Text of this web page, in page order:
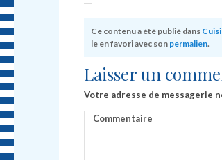
Ce contenu a été publié dans
le en favori avec son permalien.
Laisser un
Votre adresse de messagerie
Commentaire